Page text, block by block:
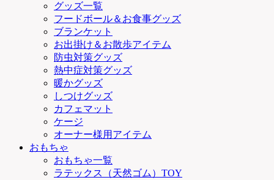
グッズ一覧
フードボール＆お食事グッズ
ブランケット
お出掛け＆お散歩アイテム
防虫対策グッズ
熱中症対策グッズ
暖かグッズ
しつけグッズ
カフェマット
ケージ
オーナー様用アイテム
おもちゃ
おもちゃ一覧
ラテックス（天然ゴム）TOY